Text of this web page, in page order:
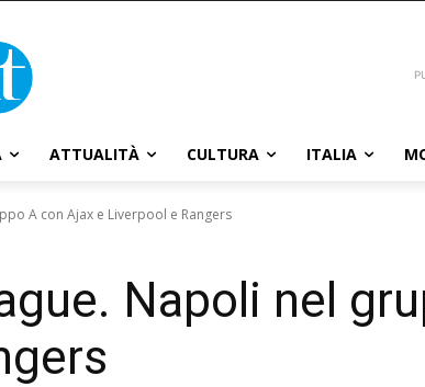
ATTUALITÀ CULTURA ITALIA
A con Ajax e Liverpool e Rangers
Napoli nel